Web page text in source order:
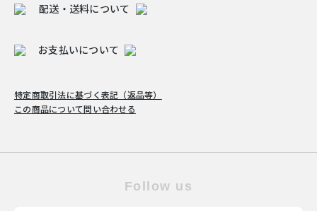
配送・送料について
お支払いについて
特定商取引法に基づく表記（返品等）
この商品について問い合わせる
Follow us